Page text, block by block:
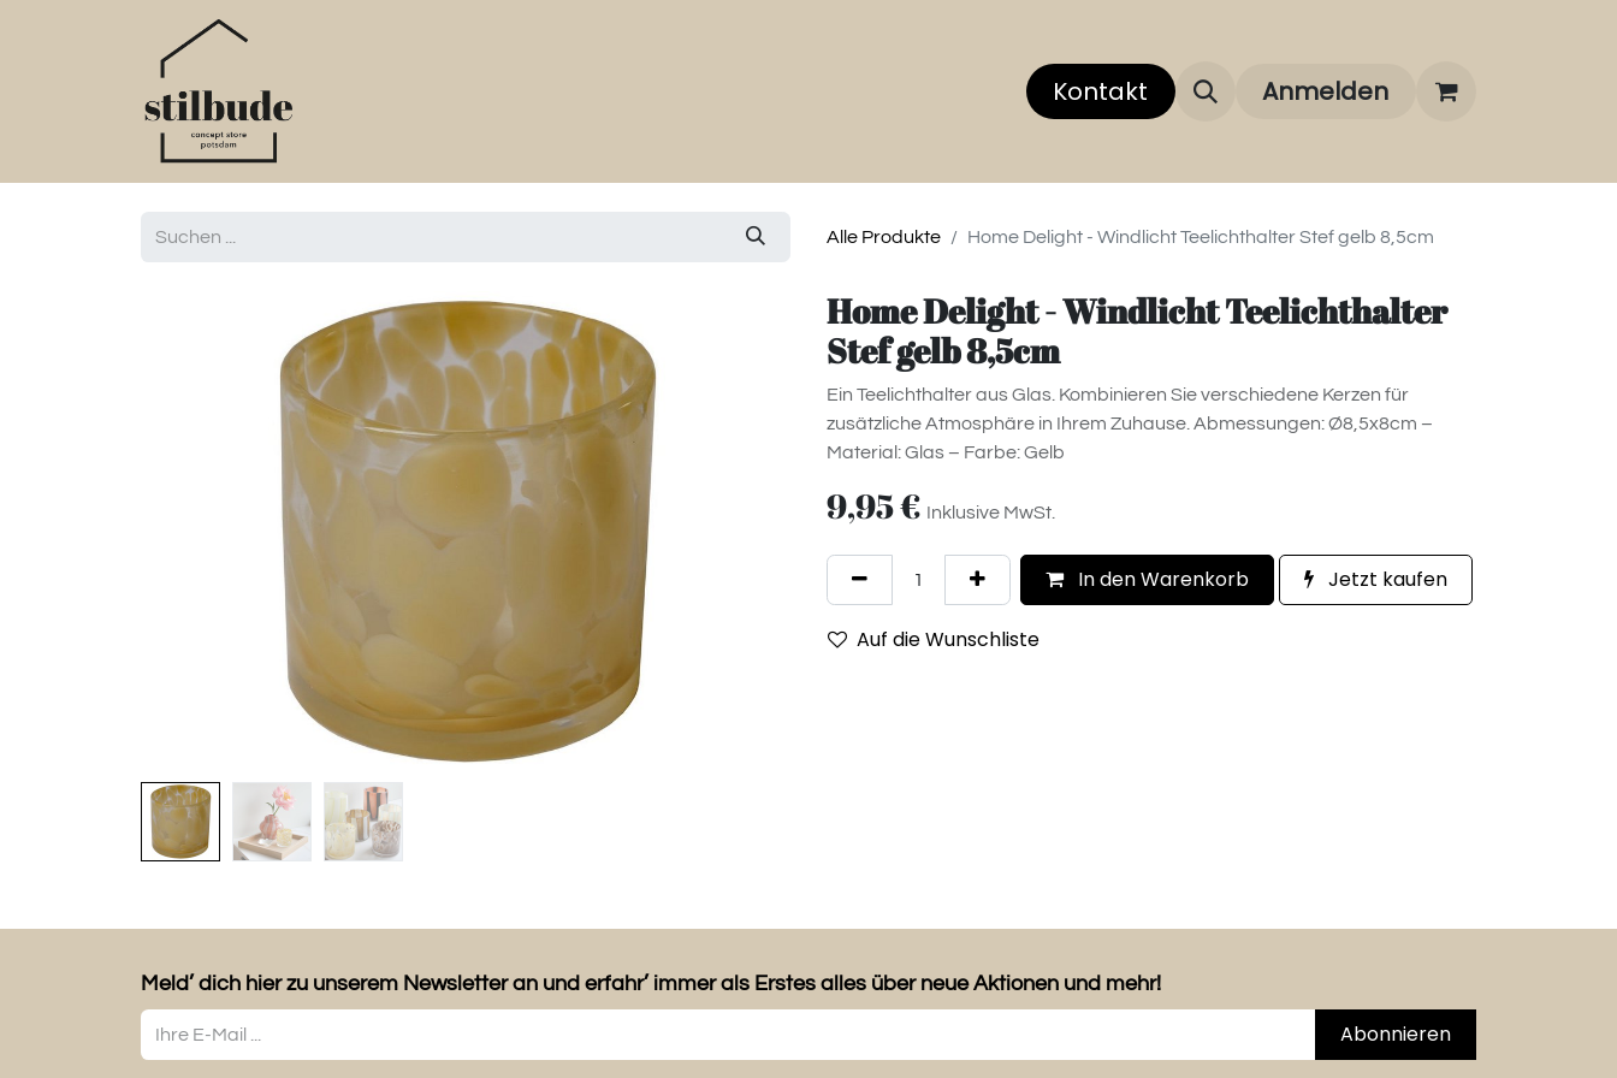
Über uns Über unsere Marken FAQ
Kontakt Anmelden
Alle Produkte Home Delight - Windlicht Teelichthalter Stef gelb 8,5cm
Home Delight - Windlicht Teelichthalter
Stef gelb 8,5cm
Ein Teelichthalter aus Glas. Kombinieren Sie verschiedene Kerzen für
zusätzliche Atmosphäre in Ihrem Zuhause. Abmessungen: Ø8,5x8cm –
Material: Glas – Farbe: Gelb
9,95€ Inklusive MwSt.
In den Warenkorb Jetzt kaufen
Auf die Wunschliste
Meld’ dich hier zu unserem Newsletter an und erfahr’ immer als Erstes alles über neue Aktionen und mehr!
Abonnieren